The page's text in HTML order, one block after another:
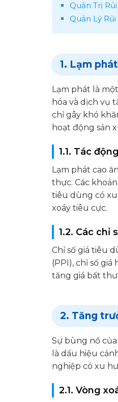
Quản Trị
Quản Lý
1. Lạm
Lạm phát là
hóa và dịch vụ
chỉ gây khó
hoạt động sản
1.1. Tác
Lạm phát cao
thực. Các
tiêu dùng có xu
xoáy tiêu cực.
1.2. Các chỉ
Chỉ số giá tiêu
(PPI), chỉ số
tăng giá bất
2. Tăng
Sự bùng nổ
là dấu hiệu
nghiệp có xu
2.1. Vòng